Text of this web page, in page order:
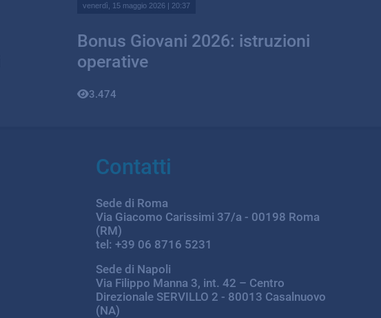
venerdì, 15 maggio 2026 | 20:37
Bonus Giovani 2026: istruzioni
operative
3.474
Contatti
Sede di Roma
Via Giacomo Carissimi 37/a - 00198 Roma
(RM)
tel: +39 06 8716 5231
Sede di Napoli
Via Filippo Manna 3, int. 42 – Centro
Direzionale SERVILLO 2 - 80013 Casalnuovo
(NA)